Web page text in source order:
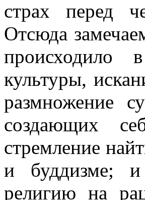
страх перед
Отсюда
происходило
культуры,
размножение
создающих
стремление
и буддизме; и
религию на